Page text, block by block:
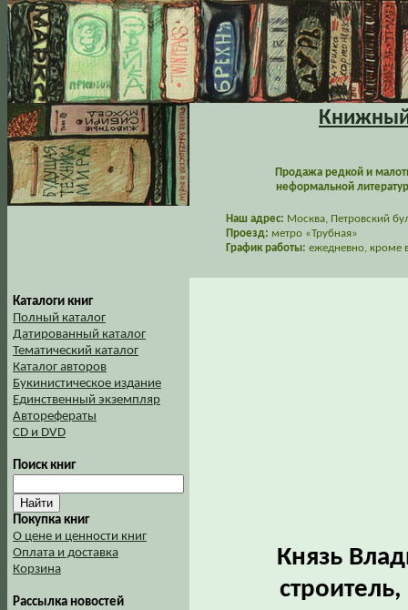
Книжный
Продажа редкой и
неформальной
Наш адрес: Москва, Петровский
Проезд: метро «Трубная»
График работы: ежедневно, кроме
Каталоги книг
Полный каталог
Датированный каталог
Тематический каталог
Каталог авторов
Букинистическое издание
Единственный экземпляр
Авторефераты
CD и DVD
Поиск книг
Покупка книг
О цене и ценности книг
Оплата и доставка
Корзина
Рассылка новостей
Князь